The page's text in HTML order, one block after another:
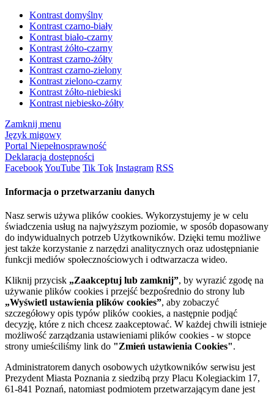
Kontrast domyślny
Kontrast czarno-biały
Kontrast biało-czarny
Kontrast żółto-czarny
Kontrast czarno-żółty
Kontrast czarno-zielony
Kontrast zielono-czarny
Kontrast żółto-niebieski
Kontrast niebiesko-żółty
Zamknij menu
Język migowy
Portal Niepełnosprawność
Deklaracja dostępności
FacebookYouTube Tik Tok Instagram RSS
Informacja o przetwarzaniu danych
Nasz serwis używa plików cookies. Wykorzystujemy je w celu
świadczenia usług na najwyższym poziomie, w sposób dopasowany
do indywidualnych potrzeb Użytkowników. Dzięki temu możliwe
jest także korzystanie z narzędzi analitycznych oraz udostępnianie
funkcji mediów społecznościowych i odtwarzacza wideo.
Kliknij przycisk „Zaakceptuj lub zamknij”, by wyrazić zgodę na
używanie plików cookies i przejść bezpośrednio do strony lub
„Wyświetl ustawienia plików cookies”, aby zobaczyć
szczegółowy opis typów plików cookies, a następnie podjąć
decyzję, które z nich chcesz zaakceptować. W każdej chwili istnieje
możliwość zarządzania ustawieniami plików cookies - w stopce
strony umieściliśmy link do "Zmień ustawienia Cookies".
Administratorem danych osobowych użytkowników serwisu jest
Prezydent Miasta Poznania z siedzibą przy Placu Kolegiackim 17,
61-841 Poznań, natomiast podmiotem przetwarzającym dane jest